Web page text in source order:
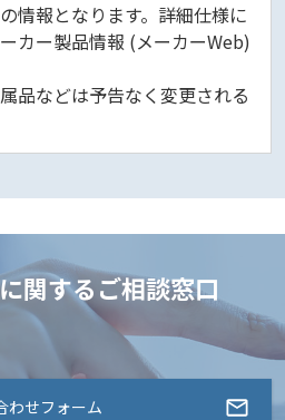
情報となります。詳細仕様に
カー製品情報 (メーカーWeb)
品などは予告なく変更される
関するご相談窓口
わせフォーム